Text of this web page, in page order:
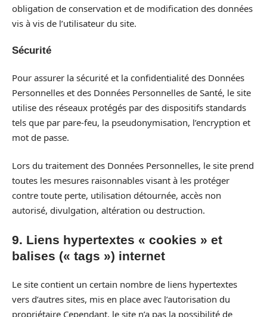
obligation de conservation et de modification des données
vis à vis de l’utilisateur du site.
Sécurité
Pour assurer la sécurité et la confidentialité des Données
Personnelles et des Données Personnelles de Santé, le site
utilise des réseaux protégés par des dispositifs standards
tels que par pare-feu, la pseudonymisation, l’encryption et
mot de passe.
Lors du traitement des Données Personnelles, le site prend
toutes les mesures raisonnables visant à les protéger
contre toute perte, utilisation détournée, accès non
autorisé, divulgation, altération ou destruction.
9. Liens hypertextes « cookies » et
balises (« tags ») internet
Le site contient un certain nombre de liens hypertextes
vers d’autres sites, mis en place avec l’autorisation du
propriétaire Cependant, le site n’a pas la possibilité de